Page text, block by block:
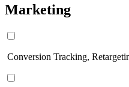
Marketing
Conversion Tracking,